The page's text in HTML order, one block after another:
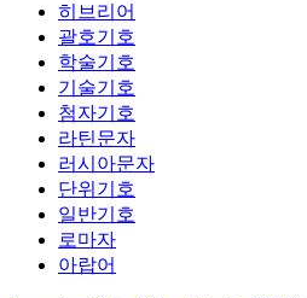
히브리어
괄호기호
학술기호
기술기호
첨자기호
라틴문자
러시아문자
단위기호
일반기호
로마자
아랍어